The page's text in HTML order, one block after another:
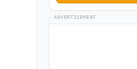
ADVERTISEMENT